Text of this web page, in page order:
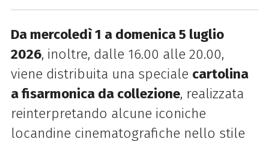
Da mercoledì 1 a domenica 5 luglio
2026, inoltre, dalle 16.00 alle 20.00,
viene distribuita una speciale cartolina
a fisarmonica da collezione, realizzata
reinterpretando alcune iconiche
locandine cinematografiche nello stile